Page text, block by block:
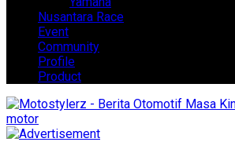
Nusantara Race
Event
Community
Profile
Product